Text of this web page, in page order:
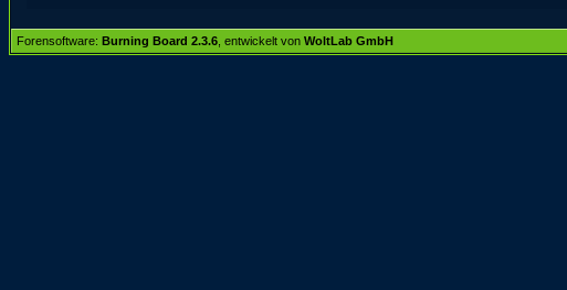
Forensoftware: Burning Board 2.3.6 , entwickelt von WoltLab GmbH